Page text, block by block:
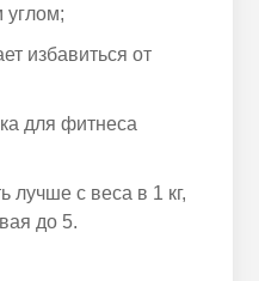
углом;
избавиться от
для фитнеса
лучше с веса в 1 кг,
до 5.